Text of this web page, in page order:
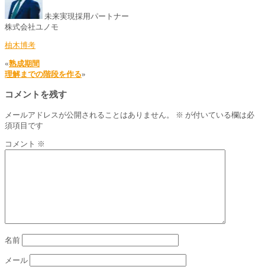
未来実現採用パートナー
株式会社ユノモ
柚木博考
«熟成期間
理解までの階段を作る»
コメントを残す
メールアドレスが公開されることはありません。 ※ が付いている欄は必
須項目です
コメント ※
名前
メール